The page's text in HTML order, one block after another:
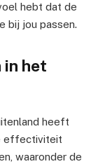
hebt dat de
bij jou passen.
in het
heeft
effectiviteit
waaronder de